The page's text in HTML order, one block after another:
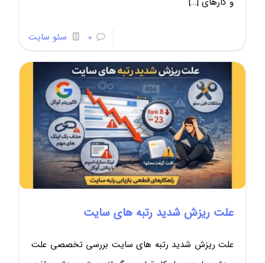
0 سئو سایت
علت ریزش شدید رتبه های سایت
علت ریزش شدید رتبه های سایت بررسی تخصصی علت